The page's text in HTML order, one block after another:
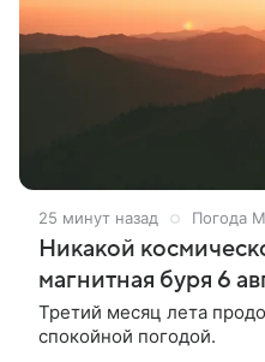
25 минут назад Погода
Никакой
магнитная буря 6
Третий месяц лета
спокойной погодой.